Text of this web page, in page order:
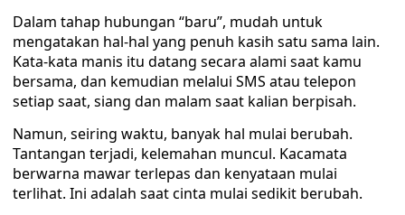
Dalam tahap hubungan “baru”, mudah untuk
mengatakan hal-hal yang penuh kasih satu sama lain.
Kata-kata manis itu datang secara alami saat kamu
bersama, dan kemudian melalui SMS atau telepon
setiap saat, siang dan malam saat kalian berpisah.
Namun, seiring waktu, banyak hal mulai berubah.
Tantangan terjadi, kelemahan muncul. Kacamata
berwarna mawar terlepas dan kenyataan mulai
terlihat. Ini adalah saat cinta mulai sedikit berubah.